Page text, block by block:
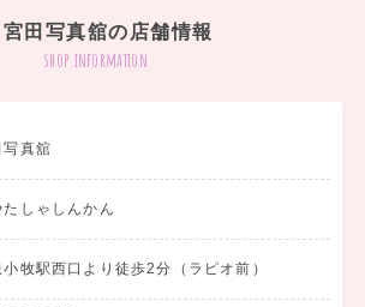
スタジオ撮影のみ、お着物・袴レンタルのみで
業式当日のお支度時間のご予約をしていただけ
ださいませ。
宮田写真舘の店舗情報
shop information
写真舘
たしゃしんかん
小牧駅西口より徒歩2分（ラピオ前）